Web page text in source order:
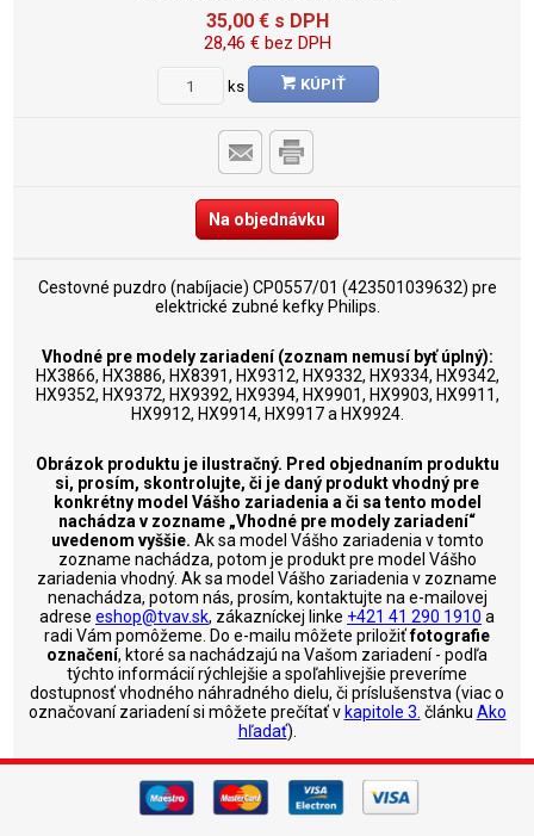
35,00 €s DPH
28,46 €bez DPH
ks KÚPIŤ
Na objednávku
Cestovné puzdro (nabíjacie) CP0557/01 (423501039632) pre
elektrické zubné kefky Philips.
Vhodné pre modely zariadení (zoznam nemusí byť úplný):
HX3866, HX3886, HX8391, HX9312, HX9332, HX9334, HX9342,
HX9352, HX9372, HX9392, HX9394, HX9901, HX9903, HX9911,
HX9912, HX9914, HX9917 a HX9924.
Obrázok produktu je ilustračný. Pred objednaním produktu
si, prosím, skontrolujte, či je daný produkt vhodný pre
konkrétny model Vášho zariadenia a či sa tento model
nachádza v zozname „Vhodné pre modely zariadení“
uvedenom vyššie. Ak sa model Vášho zariadenia v tomto
zozname nachádza, potom je produkt pre model Vášho
zariadenia vhodný. Ak sa model Vášho zariadenia v zozname
nenachádza, potom nás, prosím, kontaktujte na e-mailovej
adrese eshop@tvav.sk, zákazníckej linke +421 41 290 1910 a
radi Vám pomôžeme. Do e-mailu môžete priložiťfotografie
označení, ktoré sa nachádzajú na Vašom zariadení - podľa
týchto informácií rýchlejšie a spoľahlivejšie preveríme
dostupnosť vhodného náhradného dielu, či príslušenstva (viac o
označovaní zariadení si môžete prečítať v kapitole 3. článku Ako
hľadať).